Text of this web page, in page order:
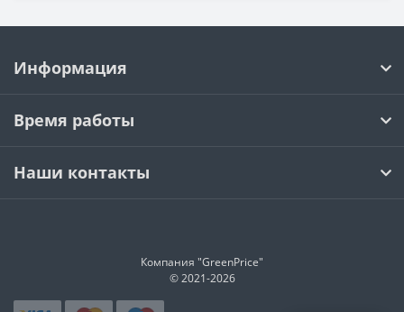
Информация
Время работы
Наши контакты
Компания "GreenPrice"
© 2021-2026